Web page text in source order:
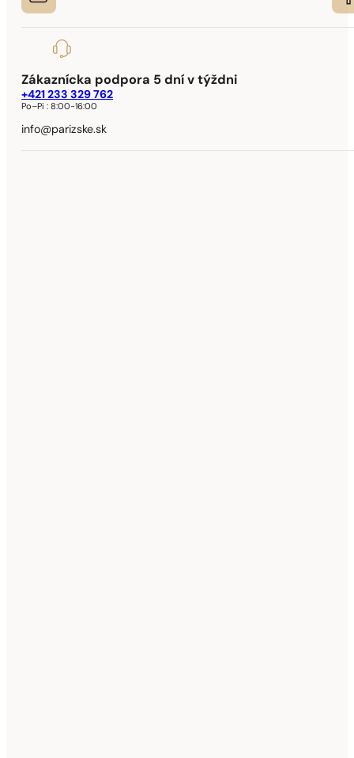
Zákaznícka podpora 5 dní v týždni
+421 233 329 762
Po–Pi :8:00-16:00
info@parizske.sk